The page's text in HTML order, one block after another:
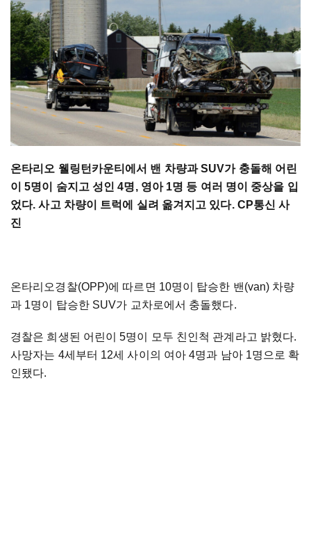
온타리오 웰링턴카운티에서 밴 차량과 SUV가 충돌해 어린
이 5명이 숨지고 성인 4명, 영아 1명 등 여러 명이 중상을 입
었다. 사고 차량이 트럭에 실려 옮겨지고 있다. CP통신 사
진
온타리오경찰(OPP)에 따르면 10명이 탑승한 밴(van) 차량
과 1명이 탑승한 SUV가 교차로에서 충돌했다.
경찰은 희생된 어린이 5명이 모두 친인척 관계라고 밝혔다.
사망자는 4세부터 12세 사이의 여아 4명과 남아 1명으로 확
인됐다.